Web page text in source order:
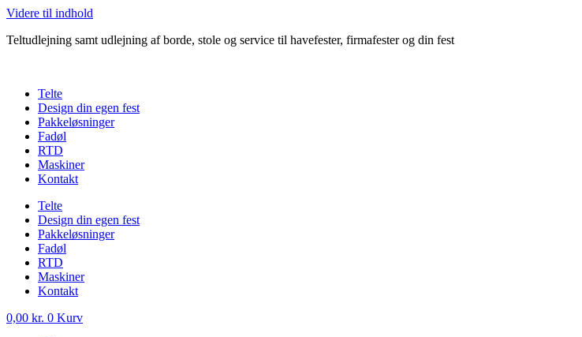
Videre til indhold
Teltudlejning samt udlejning af borde, stole og service til havefester, firmafester og din fest
Telte
Design din egen fest
Pakkeløsninger
Fadøl
RTD
Maskiner
Kontakt
Telte
Design din egen fest
Pakkeløsninger
Fadøl
RTD
Maskiner
Kontakt
0,00 kr. 0 Kurv